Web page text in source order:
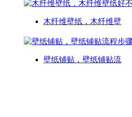
木纤维壁纸，木纤维壁
壁纸铺贴，壁纸铺贴流